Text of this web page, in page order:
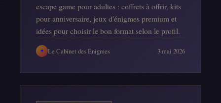
escape game pour adultes : coffrets à offrir, kits
pour anniversaire, jeux d'énigmes premium et
idées pour choisir le bon format selon le profil.
✦ Le Cabinet des Énigmes 3 mai 2026